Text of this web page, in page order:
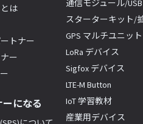
は
トナー
ー
になる
通信モジュール/
スターターキット/
GPS マルチユニット
LoRa デバイス
Sigfox デバイス
LTE-M Button
IoT 学習教材
産業用デバイス